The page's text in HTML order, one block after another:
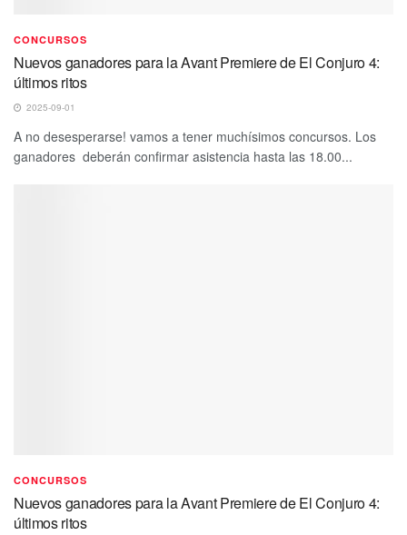
CONCURSOS
Nuevos ganadores para la Avant Premiere de El Conjuro 4:
últimos ritos
2025-09-01
A no desesperarse! vamos a tener muchísimos concursos. Los
ganadores deberán confirmar asistencia hasta las 18.00...
CONCURSOS
Nuevos ganadores para la Avant Premiere de El Conjuro 4:
últimos ritos